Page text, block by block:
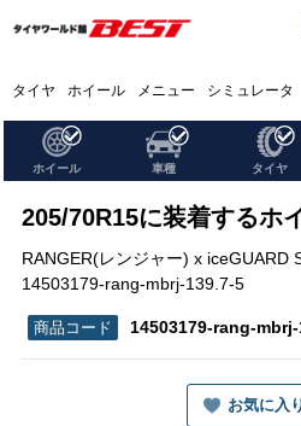
タイヤ ホイール メニュー シミュレータ
ホイール 車種 タイヤ
205/70R15に装着するホ
RANGER(レンジャー) x iceGUARD
14503179-rang-mbrj-139.7-5
14503179-rang-
お気に入